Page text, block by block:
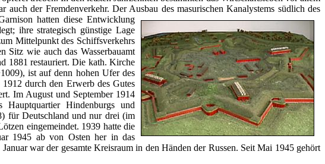
der Fremdenverkehr. Der Ausbau des masurischen Kanalystems südlich des
hatten diese Entwicklung
ihre strategisch günstige Lage
Mittelpunkt des Schiffsverkehrs
Sitz wie auch das Wasserbauamt
1881 restauriert. Die kath. Kirche
ist auf denn hohen Ufer des
durch den Erwerb des Gutes
Im August und September 1914
Hindenburgs und
für Deutschland und nur drei (im
eingemeindet. 1939 hatte die
1945 ab von Osten her in das
war der gesamte Kreisraum in den Händen der Russen. Seit Mai 1945 gehört